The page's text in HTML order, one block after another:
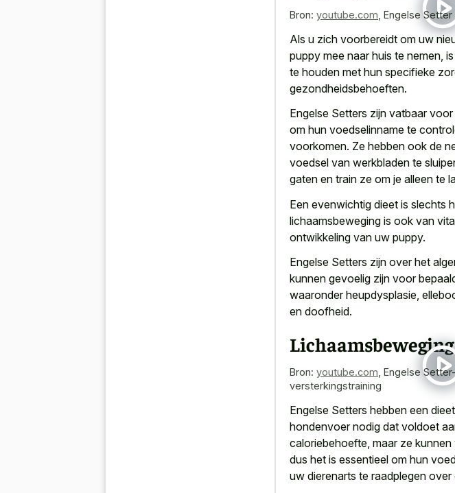
Bron: youtube.com Engelse Setter
Als u zich voorbereidt om uw
puppy mee naar huis te nemen,
te houden met hun specifieke
gezondheidsbehoeften.
Engelse Setters zijn vatbaar
om hun voedselinname te
voorkomen. Ze hebben ook de
voedsel van werkbladen te
gaten en train ze om je alleen te
Een evenwichtig dieet is slechts
lichaamsbeweging is ook van
ontwikkeling van uw puppy.
Engelse Setters zijn over het
kunnen gevoelig zijn voor
waaronder heupdysplasie,
en doofheid.
Bron: youtube.com Engelse
versterkingstraining
Engelse Setters hebben een
hondenvoer nodig dat voldoet
caloriebehoefte, maar ze
dus het is essentieel om hun
uw dierenarts te raadplegen